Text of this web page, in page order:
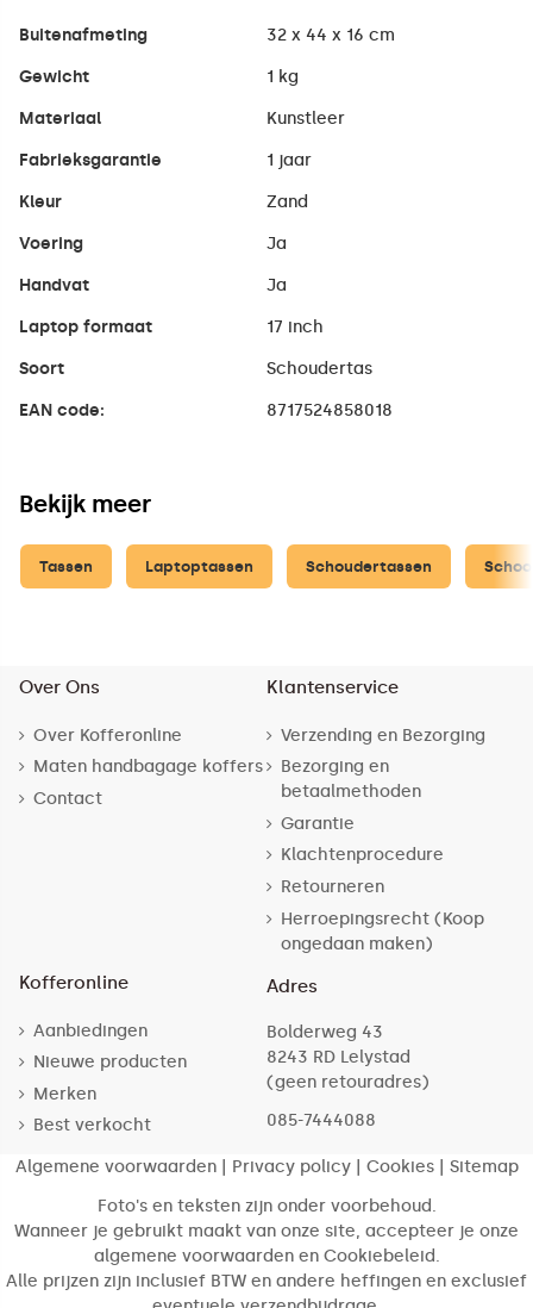
Buitenafmeting 32 x 44 x 16 cm
Gewicht 1 kg
Materiaal Kunstleer
Fabrieksgarantie 1 jaar
Kleur Zand
Voering Ja
Handvat Ja
Laptop formaat 17 inch
Soort Schoudertas
EAN code: 8717524858018
Bekijk meer
Tassen Laptoptassen Schoudertassen
Over Ons
Over Kofferonline
Maten handbagage koffers
Contact
Klantenservice
Verzending en Bezorging
Bezorging en
betaalmethoden
Garantie
Klachtenprocedure
Retourneren
Herroepingsrecht (Koop
ongedaan maken)
Kofferonline
Aanbiedingen
Nieuwe producten
Merken
Best verkocht
Adres
Bolderweg 43
8243 RD Lelystad
(geen retouradres)
085-7444088
Algemene voorwaarden| Privacy policy| Cookies| Sitemap
Foto's en teksten zijn onder voorbehoud.
Wanneer je gebruikt maakt van onze site, accepteer je onze
algemene voorwaarden en Cookiebeleid.
Alle prijzen zijn inclusief BTW en andere heffingen en exclusief